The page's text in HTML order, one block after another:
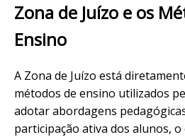
Zona de Juízo e os
Ensino
A Zona de Juízo está
métodos de ensino utilizados
adotar abordagens
participação ativa dos alunos,